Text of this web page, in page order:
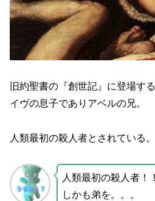
旧約聖書の『創世記』に登場す
イヴの息子でありアベルの兄。
人類最初の殺人者とされている。
人類最初の殺人者！
しかも弟を。。。